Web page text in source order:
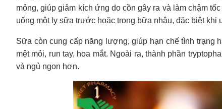
mỏng, giúp giảm kích ứng do cồn gây ra và làm chậm
uống một ly sữa trước hoặc trong bữa nhậu, đặc biệt khi
Sữa còn cung cấp năng lượng, giúp hạn chế tình trạng
mệt mỏi, run tay, hoa mắt. Ngoài ra, thành phần
và ngủ ngon hơn.